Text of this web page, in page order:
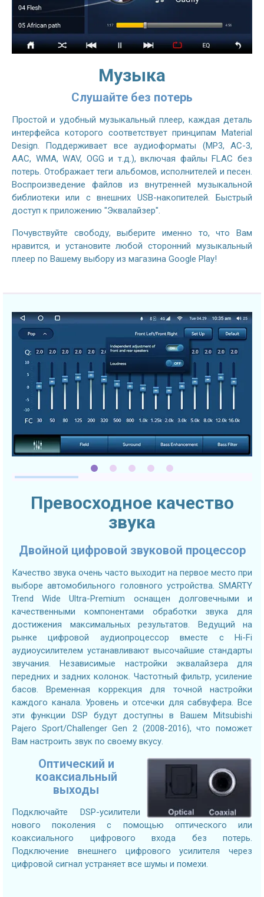
Музыка
Слушайте без потерь
Простой и удобный музыкальный плеер, каждая деталь
интерфейса которого соответствует принципам Material
Design. Поддерживает все аудиоформаты (MP3, AC-3,
AAC, WMA, WAV, OGG и т.д.), включая файлы FLAC без
потерь. Отображает теги альбомов, исполнителей и песен.
Воспроизведение файлов из внутренней музыкальной
библиотеки или с внешних USB-накопителей. Быстрый
доступ к приложению "Эквалайзер".
Почувствуйте свободу, выберите именно то, что Вам
нравится, и установите любой сторонний музыкальный
плеер по Вашему выбору из магазина Google Play!
Превосходное качество
звука
Двойной цифровой звуковой процессор
Качество звука очень часто выходит на первое место при
выборе автомобильного головного устройства. SMARTY
Trend Wide Ultra-Premium оснащен долговечными и
качественными компонентами обработки звука для
достижения максимальных результатов. Ведущий на
рынке цифровой аудиопроцессор вместе с Hi-Fi
аудиоусилителем устанавливают высочайшие стандарты
звучания. Независимые настройки эквалайзера для
передних и задних колонок. Частотный фильтр, усиление
басов. Временная коррекция для точной настройки
каждого канала. Уровень и отсечки для сабвуфера. Все
эти функции DSP будут доступны в Вашем Mitsubishi
Pajero Sport/Challenger Gen 2 (2008-2016), что поможет
Вам настроить звук по своему вкусу.
Оптический и
коаксиальный
выходы
Подключайте DSP-усилители
нового поколения с помощью оптического или
коаксиального цифрового входа без потерь.
Подключение внешнего цифрового усилителя через
цифровой сигнал устраняет все шумы и помехи.